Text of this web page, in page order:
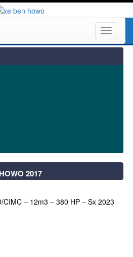
Toggle
2017
CIMC – 12m3 – 380 HP – Sx 2023